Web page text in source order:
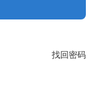
找回密码